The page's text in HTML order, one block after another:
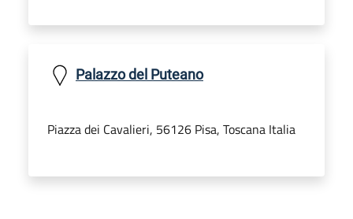
Palazzo del Puteano
Piazza dei Cavalieri, 56126 Pisa, Toscana Italia